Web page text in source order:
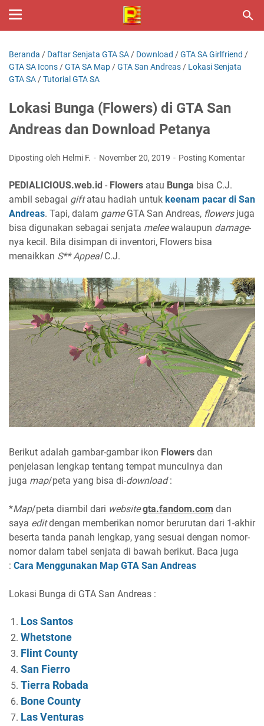
Beranda / Daftar Senjata GTA SA / Download /GTA SA Girlfriend /
GTA SA Icons /GTA SA Map /GTA San Andreas / Lokasi Senjata
GTA SA /Tutorial GTA SA
Lokasi Bunga (Flowers) di GTA San
Andreas dan Download Petanya
Diposting oleh Helmi F. November 20, 2019 Posting Komentar
PEDIALICIOUS.web.id - Flowers atau Bunga bisa C.J.
ambil sebagai giftatau hadiah untuk keenam pacar di San
Andreas. Tapi, dalam gameGTA San Andreas, flowersjuga
bisa digunakan sebagai senjata meleewalaupun damage-
nya kecil. Bila disimpan di inventori, Flowers bisa
menaikkan S** AppealC.J.
Berikut adalah gambar-gambar ikon Flowers dan
penjelasan lengkap tentang tempat munculnya dan
juga map/peta yang bisa di-download:
*Map/peta diambil dari website gta.fandom.com dan
saya editdengan memberikan nomor berurutan dari 1-akhir
beserta tanda panah lengkap, yang sesuai dengan nomor-
nomor dalam tabel senjata di bawah berikut. Baca juga
: Cara Menggunakan Map GTA San Andreas
Lokasi Bunga di GTA San Andreas :
Los Santos
Whetstone
Flint County
San Fierro
Tierra Robada
Bone County
Las Venturas